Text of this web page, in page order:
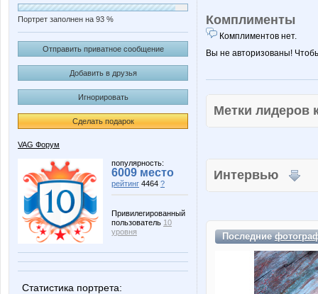
Портрет заполнен на 93 %
Отправить приватное сообщение
Добавить в друзья
Игнорировать
Сделать подарок
VAG Форум
популярность:
6009 место
рейтинг 4464 ?
Привилегированный
пользователь 10
уровня
Статистика портрета:
Комплименты
Комплиментов нет.
Вы не авторизованы!
Метки
Интервью
Последние